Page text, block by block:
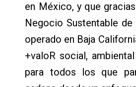
en México, y que
Negocio Sustentable
operado en Baja
+valoR social,
para todos los que